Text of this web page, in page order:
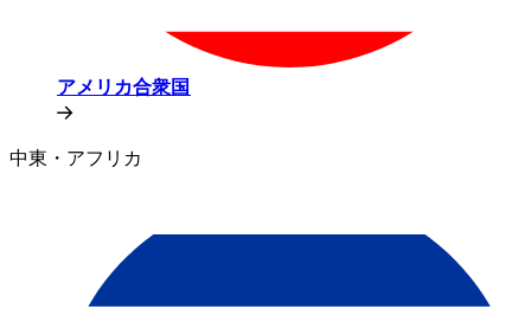
アメリカ合衆国​​
中東・アフリカ​​